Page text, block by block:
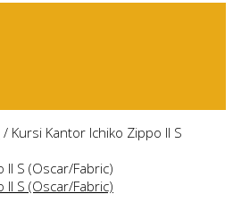
/ Kursi Kantor Ichiko Zippo II S